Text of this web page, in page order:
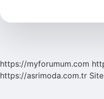
Konur
https://myforumum.com
https://asrimoda.com.tr